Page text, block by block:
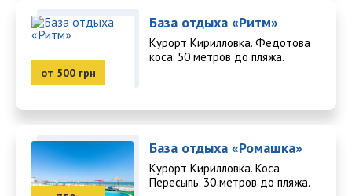
от 500 грн
База отдыха «Ритм»
Курорт Кирилловка. Федотова
коса. 50 метров до пляжа.
База отдыха «Ромашка»
Курорт Кирилловка. Коса
Пересыпь. 30 метров до пляжа.